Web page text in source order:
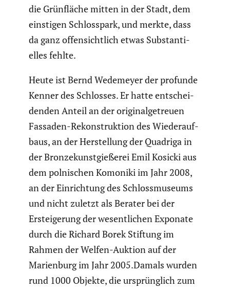
die Grünfläche mitten in der Stadt, dem
einstigen Schloss­park, und merkte, dass
da ganz offen­sicht­lich etwas Substan­ti­
elles fehlte.
Heute ist Bernd Wedemeyer der profunde
Kenner des Schlosses. Er hatte entschei­
denden Anteil an der origi­nal­ge­treuen
Fassaden-Rekon­struk­tion des Wieder­auf­
baus, an der Herstel­lung der Quadriga in
der Bronze­kunst­gie­ßerei Emil Kosicki aus
dem polni­schen Komoniki im Jahr 2008,
an der Einrich­tung des Schloss­mu­seums
und nicht zuletzt als Berater bei der
Erstei­ge­rung der wesent­li­chen Exponate
durch die Richard Borek Stiftung im
Rahmen der Welfen-Auktion auf der
Marien­burg im Jahr 2005.Damals wurden
rund 1000 Objekte, die ursprüng­lich zum